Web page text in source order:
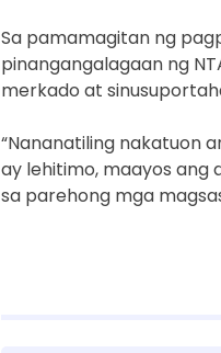
Sa pamamagitan ng
pinangangalagaan ng
merkado at
“Nananatiling nakatuon
ay lehitimo, maayos
sa parehong mga